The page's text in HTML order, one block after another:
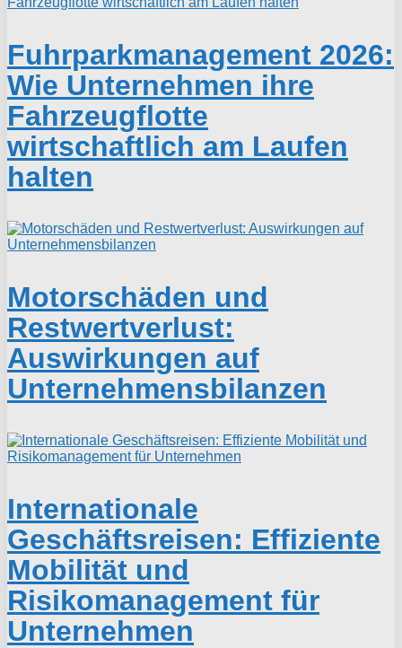
Fuhrparkmanagement 2026:
Wie Unternehmen ihre
Fahrzeugflotte
wirtschaftlich am Laufen
halten
Motorschäden und
Restwertverlust:
Auswirkungen auf
Unternehmensbilanzen
Internationale
Geschäftsreisen: Effiziente
Mobilität und
Risikomanagement für
Unternehmen